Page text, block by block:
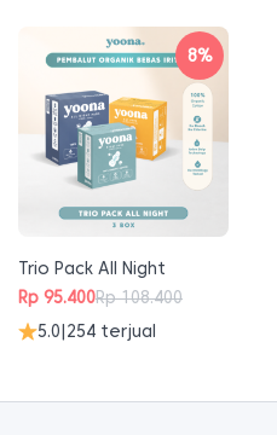
8%
Trio Pack All Night
Rp108.400
Harga
aslinya
Rp 95.400
Harga
saat
Rp 95.400.
5.0 254 terjual